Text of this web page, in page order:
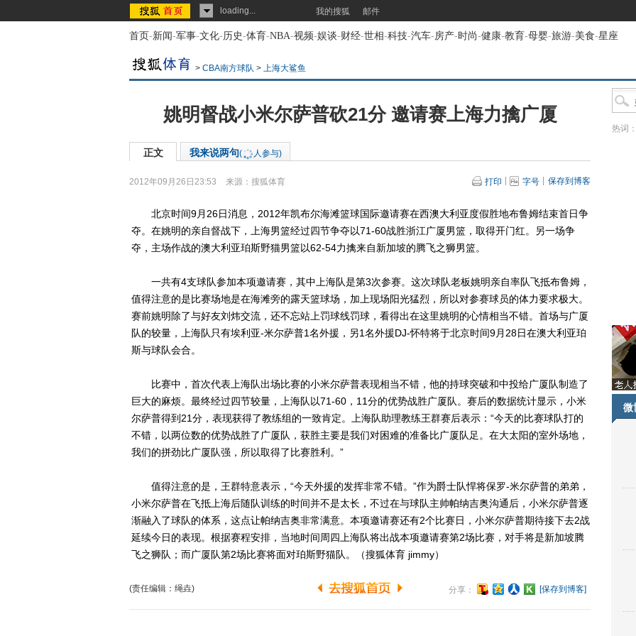
loading... 我的搜狐 邮件
首页-新闻-军事-文化-历史-体育-NBA-视频-娱谈-财经-世相-科技-汽车-房产-时尚-健康-教育-母婴-旅游-美食-星座
> CBA南方球队 > 上海大鲨鱼
姚明督战小米尔萨普砍21分 邀请赛上海力擒广厦
正文 我来说两句( 人参与)
2012年09月26日23:53 来源： 搜狐体育 打印 字号 保存到博客
北京时间9月26日消息，2012年凯布尔海滩篮球国际邀请赛在西澳大利亚度假胜地布鲁姆结束首日争
夺。在姚明的亲自督战下，上海男篮经过四节争夺以71-60战胜浙江广厦男篮，取得开门红。另一场争
夺，主场作战的澳大利亚珀斯野猫男篮以62-54力擒来自新加坡的腾飞之狮男篮。
一共有4支球队参加本项邀请赛，其中上海队是第3次参赛。这次球队老板姚明亲自率队飞抵布鲁姆，
值得注意的是比赛场地是在海滩旁的露天篮球场，加上现场阳光猛烈，所以对参赛球员的体力要求极大。
赛前姚明除了与好友刘炜交流，还不忘站上罚球线罚球，看得出在这里姚明的心情相当不错。首场与广厦
队的较量，上海队只有埃利亚-米尔萨普1名外援，另1名外援DJ-怀特将于北京时间9月28日在澳大利亚珀
斯与球队会合。
比赛中，首次代表上海队出场比赛的小米尔萨普表现相当不错，他的持球突破和中投给广厦队制造了
巨大的麻烦。最终经过四节较量，上海队以71-60，11分的优势战胜广厦队。赛后的数据统计显示，小米
尔萨普得到21分，表现获得了教练组的一致肯定。上海队助理教练王群赛后表示：“今天的比赛球队打的
不错，以两位数的优势战胜了广厦队，获胜主要是我们对困难的准备比广厦队足。在大太阳的室外场地，
我们的拼劲比广厦队强，所以取得了比赛胜利。”
值得注意的是，王群特意表示，“今天外援的发挥非常不错。”作为爵士队悍将保罗-米尔萨普的弟弟，
小米尔萨普在飞抵上海后随队训练的时间并不是太长，不过在与球队主帅帕纳吉奥沟通后，小米尔萨普逐
渐融入了球队的体系，这点让帕纳吉奥非常满意。本项邀请赛还有2个比赛日，小米尔萨普期待接下去2战
延续今日的表现。根据赛程安排，当地时间周四上海队将出战本项邀请赛第2场比赛，对手将是新加坡腾
飞之狮队；而广厦队第2场比赛将面对珀斯野猫队。（搜狐体育 jimmy）
(责任编辑：绳垚) 分享： [保存到博客]
热词
微